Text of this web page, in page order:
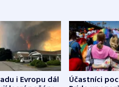
i Evropu dál
Účastníci